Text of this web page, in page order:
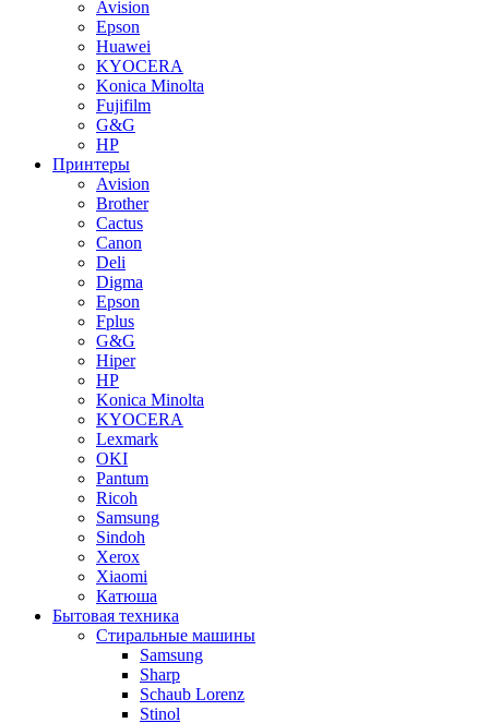
Avision
Epson
Huawei
KYOCERA
Konica Minolta
Fujifilm
G&G
HP
Принтеры
Avision
Brother
Cactus
Canon
Deli
Digma
Epson
Fplus
G&G
Hiper
HP
Konica Minolta
KYOCERA
Lexmark
OKI
Pantum
Ricoh
Samsung
Sindoh
Xerox
Xiaomi
Катюша
Бытовая техника
Стиральные машины
Samsung
Sharp
Schaub Lorenz
Stinol